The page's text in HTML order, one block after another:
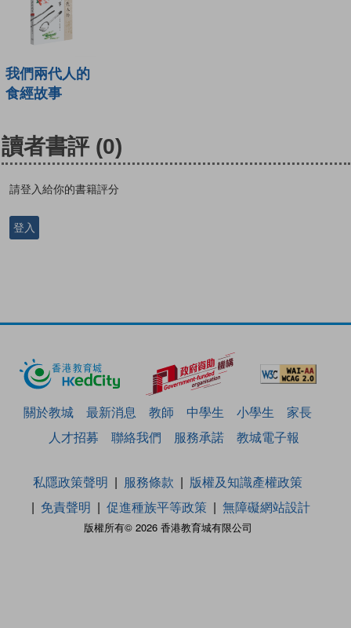
我們兩代人的
食經故事
讀者書評 (0)
請登入給你的書籍評分
登入
關於教城 最新消息 教師 中學生 小學生
家長
人才招募
聯絡我們 服務承諾 教城電子報
版權所有© 2026 香港教育城有限公司
私隱政策聲明 服務條款
版權及知識產權政策
免責聲明
促進種族平等政策 無障礙網站設計